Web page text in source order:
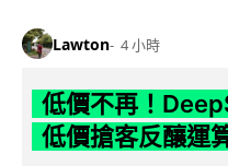
Lawton 4 小時
低價不再！
低價搶客反釀運